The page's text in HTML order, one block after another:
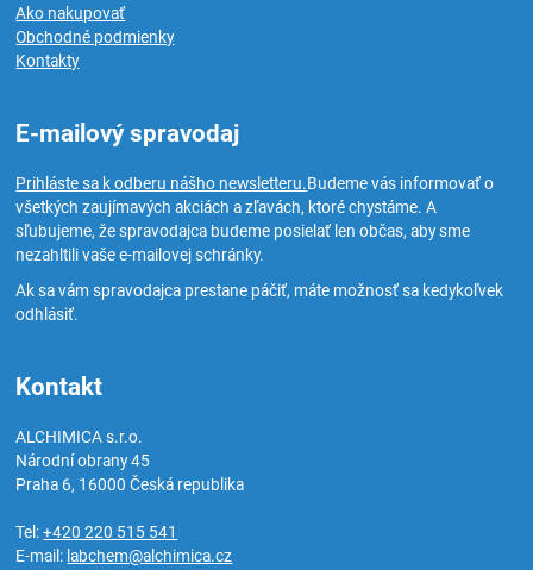
Ako nakupovať
Obchodné podmienky
Kontakty
E-mailový spravodaj
Prihláste sa k odberu nášho newsletteru.Budeme vás informovať o
všetkých zaujímavých akciách a zľavách, ktoré chystáme. A
sľubujeme, že spravodajca budeme posielať len občas, aby sme
nezahltili vaše e-mailovej schránky.
Ak sa vám spravodajca prestane páčiť, máte možnosť sa kedykoľvek
odhlásiť.
Kontakt
ALCHIMICA s.r.o.
Národní obrany 45
Praha 6, 16000Česká republika
Tel:+420 220 515 541
E-mail: labchem@alchimica.cz